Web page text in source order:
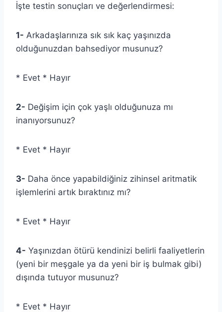
İşte testin sonuçları ve değerlendirmesi:
1- Arkadaşlarınıza sık sık kaç yaşınızda
olduğunuzdan bahsediyor musunuz?
* Evet * Hayır
2- Değişim için çok yaşlı olduğunuza mı
inanıyorsunuz?
* Evet * Hayır
3- Daha önce yapabildiğiniz zihinsel aritmatik
işlemlerini artık bıraktınız mı?
* Evet * Hayır
4- Yaşınızdan ötürü kendinizi belirli faaliyetlerin
(yeni bir meşgale ya da yeni bir iş bulmak gibi)
dışında tutuyor musunuz?
* Evet * Hayır